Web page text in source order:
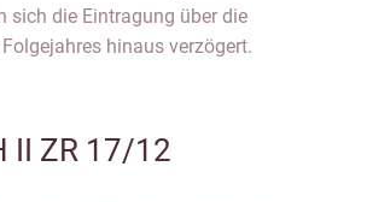
sich die Eintragung über die
hinaus verzögert.
II ZR 17/12